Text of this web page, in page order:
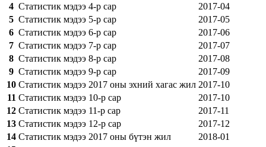
4 Статистик мэдээ 4-р сар
2017-04
5 Статистик мэдээ 5-р сар
2017-05
6 Статистик мэдээ 6-р сар
2017-06
7 Статистик мэдээ 7-р сар
2017-07
8 Статистик мэдээ 8-р сар
2017-08
9 Статистик мэдээ 9-р сар
2017-09
10 Статистик мэдээ 2017 оны эхний хагас жил 2017-10
11 Статистик мэдээ 10-р сар
2017-10
12 Статистик мэдээ 11-р сар
2017-11
13 Статистик мэдээ 12-р сар
2017-12
14 Статистик мэдээ 2017 оны бүтэн жил
2018-01